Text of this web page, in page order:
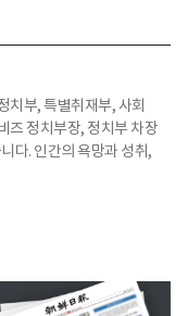
치부, 특별취재부, 사회
즈 정치부장, 정치부 차장
다. 인간의 욕망과 성취,